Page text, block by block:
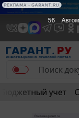
Бюджетный учет
56
РЕКЛАМА • GARANT.RU